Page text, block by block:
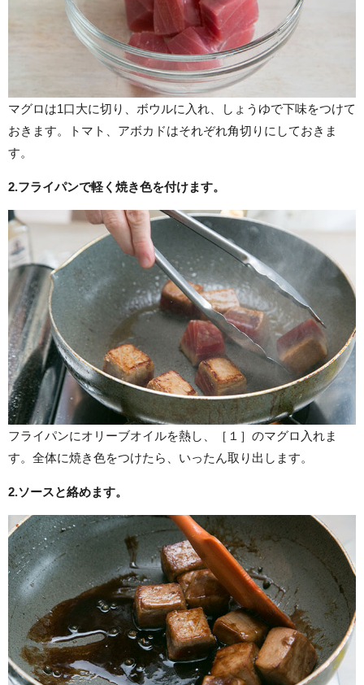
マグロは1口大に切り、ボウルに入れ、しょうゆで下味をつけて
おきます。トマト、アボカドはそれぞれ角切りにしておきま
す。
2.フライパンで軽く焼き色を付けます。
フライパンにオリーブオイルを熱し、［１］のマグロ入れま
す。全体に焼き色をつけたら、いったん取り出します。
2.ソースと絡めます。